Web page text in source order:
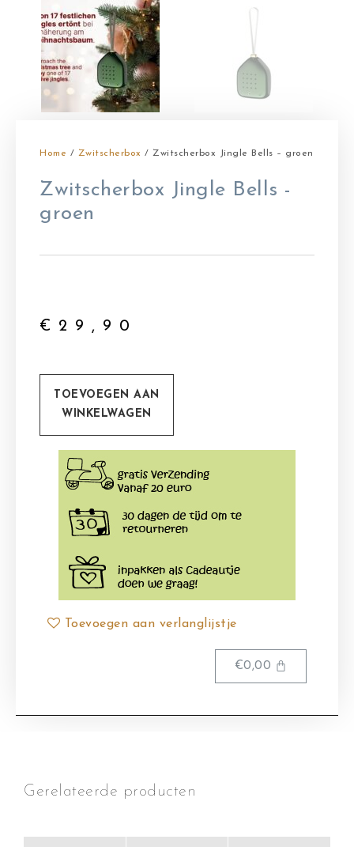
Home / Zwitscherbox / Zwitscherbox Jingle Bells – groen
Zwitscherbox Jingle Bells -
groen
€ 29,90
TOEVOEGEN AAN
WINKELWAGEN
Toevoegen aan verlanglijstje
€0,00
Gerelateerde producten